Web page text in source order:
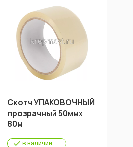
Скотч УПАКОВОЧНЫЙ
прозрачный 50ммх
80м
в наличии